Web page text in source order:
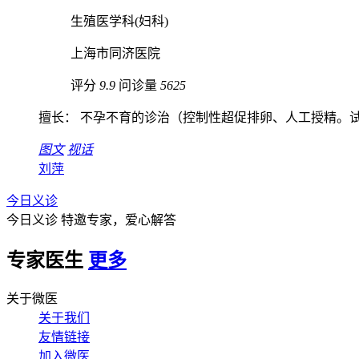
生殖医学科(妇科)
上海市同济医院
评分 9.9 问诊量 5625
擅长： 不孕不育的诊治（控制性超促排卵、人工授精。
图文 视话
刘萍
今日义诊
今日义诊 特邀专家，爱心解答
专家医生 更多
关于微医
关于我们
友情链接